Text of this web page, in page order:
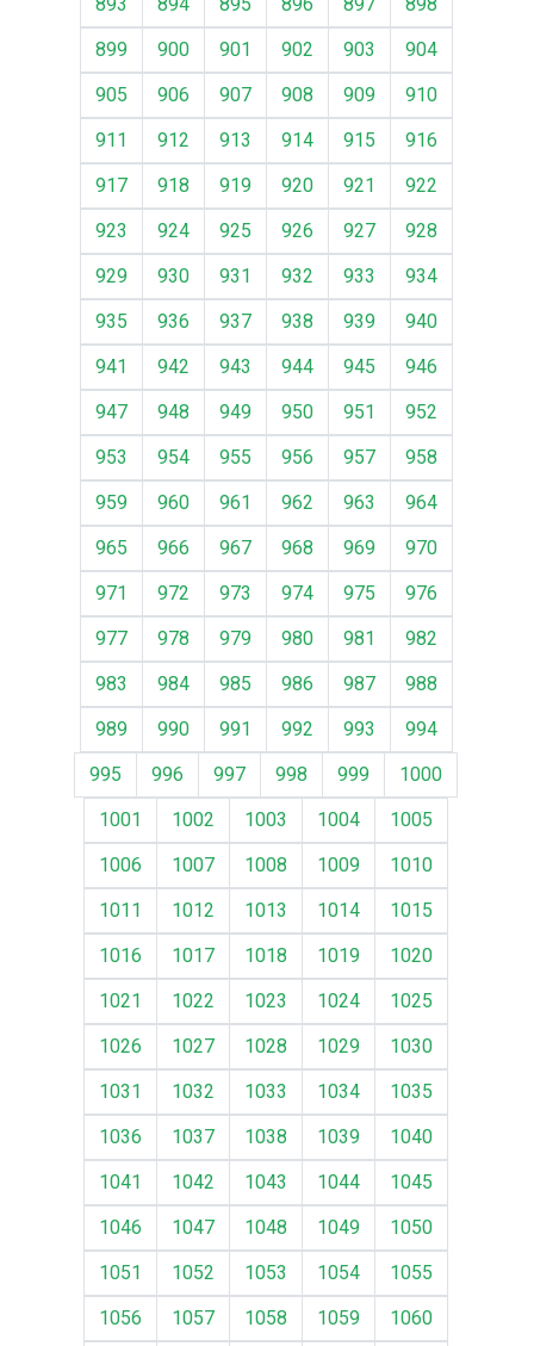
899
900 901 902 903
904
905
906 907 908 909
910
911
912 913 914 915
916
917
918 919 920 921
922
923
924 925 926 927
928
929
930 931 932 933
934
935
936 937 938 939
940
941
942 943 944 945
946
947
948 949 950 951
952
953
954 955 956 957
958
959
960 961 962 963
964
965
966 967 968 969
970
971
972 973 974 975
976
977
978 979 980 981
982
983
984 985 986 987
988
989
990 991 992 993
994
995
996 997 998 999
1000
1001
1002 1003 1004
1005
1006
1007 1008 1009
1010
1011
1012 1013 1014
1015
1016
1017 1018 1019
1020
1021
1022 1023 1024
1025
1026
1027 1028 1029
1030
1031
1032 1033 1034
1035
1036
1037 1038 1039
1040
1041
1042 1043 1044
1045
1046
1047 1048 1049
1050
1051
1052 1053 1054
1055
1056
1057 1058 1059 1060